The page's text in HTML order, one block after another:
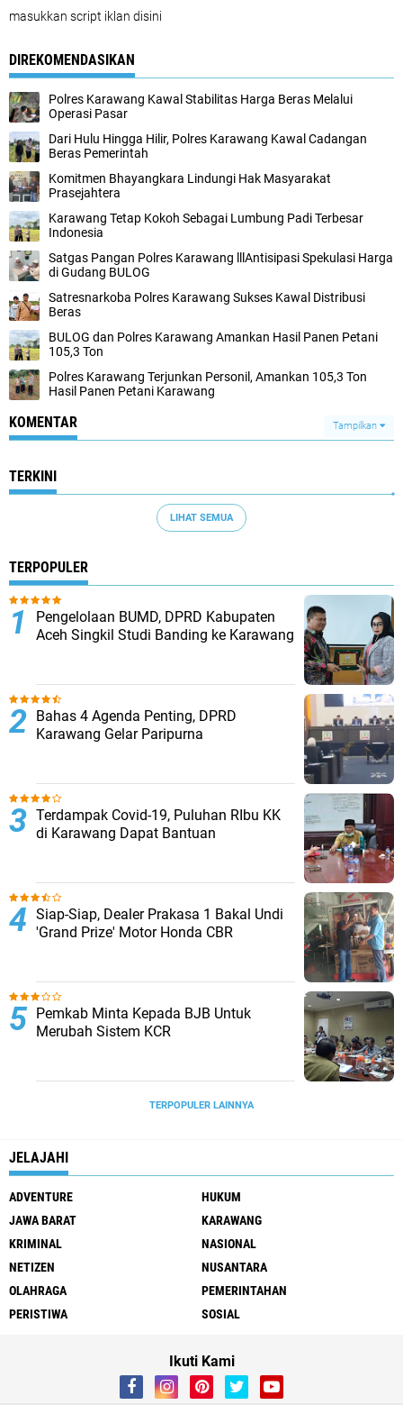
masukkan script iklan disini
DIREKOMENDASIKAN
Polres Karawang Kawal Stabilitas Harga Beras Melalui
Operasi Pasar
Dari Hulu Hingga Hilir, Polres Karawang Kawal Cadangan
Beras Pemerintah
Komitmen Bhayangkara Lindungi Hak Masyarakat
Prasejahtera
Karawang Tetap Kokoh Sebagai Lumbung Padi Terbesar
Indonesia
Satgas Pangan Polres Karawang lllAntisipasi Spekulasi Harga
di Gudang BULOG
Satresnarkoba Polres Karawang Sukses Kawal Distribusi
Beras
BULOG dan Polres Karawang Amankan Hasil Panen Petani
105,3 Ton
Polres Karawang Terjunkan Personil, Amankan 105,3 Ton
Hasil Panen Petani Karawang
KOMENTAR Tampilkan
TERKINI
LIHAT SEMUA
TERPOPULER
Pengelolaan BUMD, DPRD Kabupaten
Aceh Singkil Studi Banding ke Karawang
Bahas 4 Agenda Penting, DPRD
Karawang Gelar Paripurna
Terdampak Covid-19, Puluhan RIbu KK
di Karawang Dapat Bantuan
Siap-Siap, Dealer Prakasa 1 Bakal Undi
'Grand Prize' Motor Honda CBR
Pemkab Minta Kepada BJB Untuk
Merubah Sistem KCR
TERPOPULER LAINNYA
JELAJAHI
ADVENTURE
HUKUM
JAWA BARAT
KARAWANG
KRIMINAL
NASIONAL
NETIZEN
NUSANTARA
OLAHRAGA
PEMERINTAHAN
PERISTIWA
SOSIAL
Ikuti Kami